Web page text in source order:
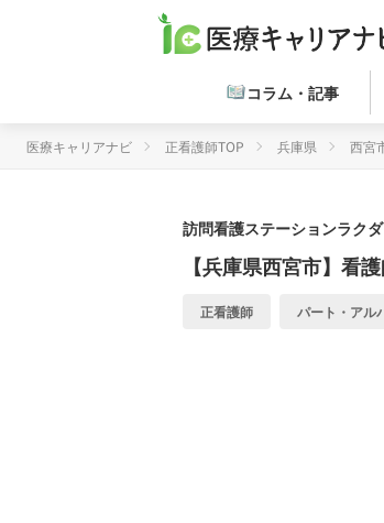
コラム・記事
医療キャリアナビ 正看護師TOP 兵庫県 西宮
訪問看護ステーションラクダ
【兵庫県西宮市】看
正看護師 パート・アル